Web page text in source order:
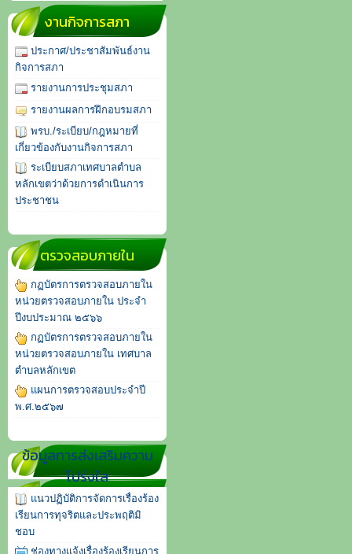
งานกิจการสภา
ประกาศ/ประชาสัมพันธ์งาน
กิจการสภา
รายงานการประชุมสภา
รายงานผลการฝึกอบรมสภา
พรบ./ระเบียบ/กฎหมายที่
เกี่ยวข้องกับงานกิจการสภา
ระเบียบสภาเทศบาลตำบล
หลักเขตว่าด้วยการดำเนินการ
ประชาชน
ตรวจสอบภายใน
กฏบัตรการตรวจสอบภายใน
หน่วยตรวจสอบภายใน ประจำ
ปีงบประมาณ ๒๕๖๖
กฏบัตรการตรวจสอบภายใน
หน่วยตรวจสอบภายใน เทศบาล
ตำบลหลักเขต
แผนการตรวจสอบประจำปี
พ.ศ.๒๕๖๗
ข้อมูลการส่งเสริมความ
โปร่งใส
แนวปฏิบัติการจัดการเรื่องร้อง
เรียนการทุจริตและประพฤติมิ
ชอบ
ช่องทางแจ้งเรื่องร้องเรียนการ